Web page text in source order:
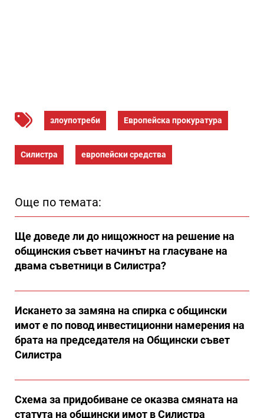
злоупотреби Европейска прокуратура
Силистра европейски средства
Още по темата:
Ще доведе ли до нищожност на решение на
общинския съвет начинът на гласуване на
двама съветници в Силистра?
Искането за замяна на спирка с общински
имот е по повод инвестиционни намерения на
брата на председателя на Общински съвет
Силистра
Схема за придобиване се оказва смяната на
статута на общински имот в Силистра